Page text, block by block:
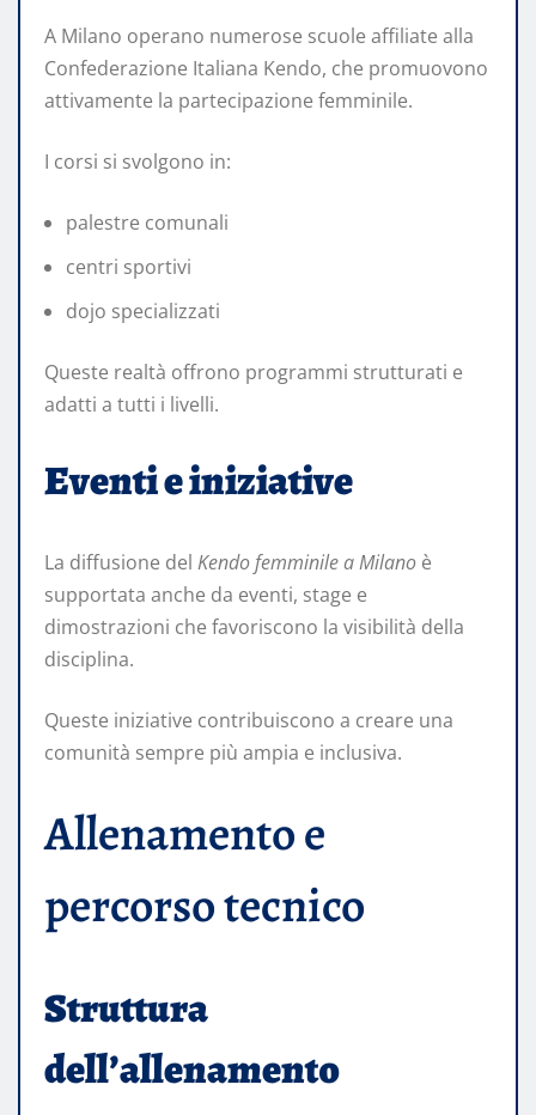
A Milano operano numerose scuole affiliate alla
Confederazione Italiana Kendo, che promuovono
attivamente la partecipazione femminile.
I corsi si svolgono in:
palestre comunali
centri sportivi
dojo specializzati
Queste realtà offrono programmi strutturati e
adatti a tutti i livelli.
Eventi e iniziative
La diffusione del Kendo femminile a Milano è
supportata anche da eventi, stage e
dimostrazioni che favoriscono la visibilità della
disciplina.
Queste iniziative contribuiscono a creare una
comunità sempre più ampia e inclusiva.
Allenamento e
percorso tecnico
Struttura
dell’allenamento